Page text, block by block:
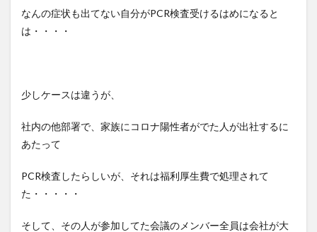
なんの症状も出てない自分がPCR検査受けるはめになると
は・・・・
少しケースは違うが、
社内の他部署で、家族にコロナ陽性者がでた人が出社するに
あたって
PCR検査したらしいが、それは福利厚生費で処理されて
た・・・・・
そして、その人が参加してた会議のメンバー全員は会社が大